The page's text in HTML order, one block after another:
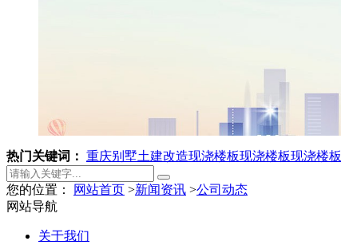
热门关键词： 重庆别墅土建改造现浇楼板现浇楼板现浇楼板
您的位置： 网站首页 >新闻资讯 >公司动态
网站导航
关于我们